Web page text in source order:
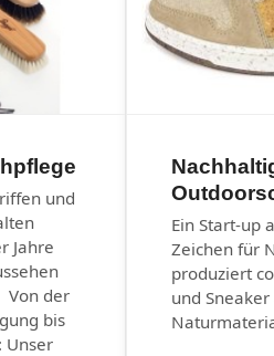
und
Jahre
Von der
bis
Unser
Ein Start-up
Zeichen für
produziert
und Sneaker